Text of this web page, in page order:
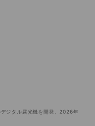
ジタル露光機を開発、2026年